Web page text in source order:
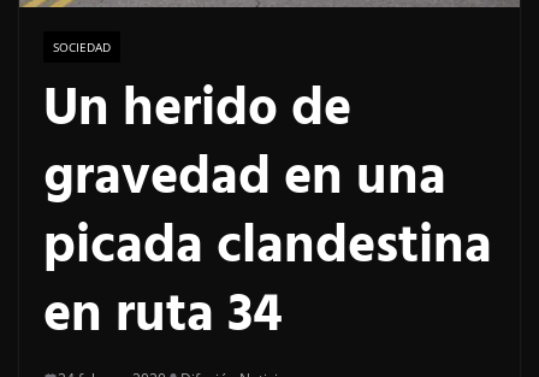
SOCIEDAD
Un herido de
gravedad en una
picada clandestina
en ruta 34